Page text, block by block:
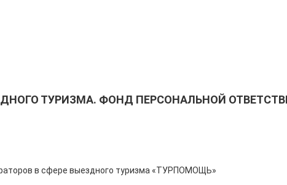
ТУРИЗМА. ФОНД ПЕРСОНАЛЬНОЙ
в сфере выездного туризма «ТУРПОМОЩЬ»